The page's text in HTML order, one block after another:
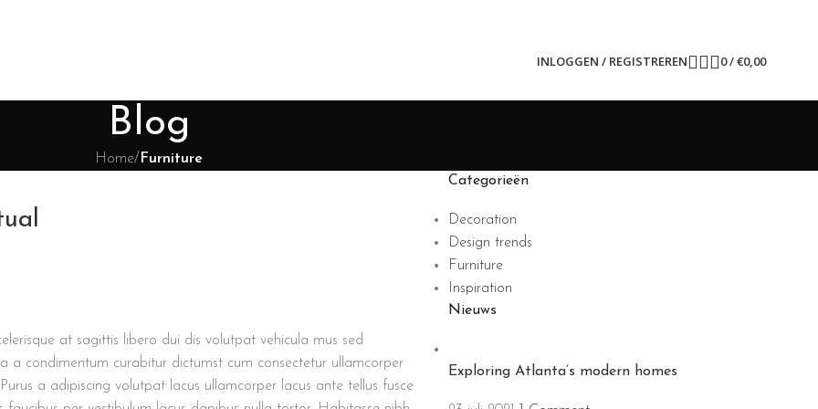
INLOGGEN / REGISTREREN 0/€0,00
Blog
Home/ Furniture
at sagittis libero dui dis volutpat vehicula mus sed
a condimentum curabitur dictumst cum consectetur ullamcorper
Purus a adipiscing volutpat lacus ullamcorper lacus ante tellus fusce
Categorieën
Decoration
Design trends
Furniture
Inspiration
Nieuws
Exploring Atlanta’s modern homes